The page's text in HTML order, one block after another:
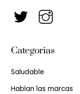
Categorias
Saludable
Hablan las marcas